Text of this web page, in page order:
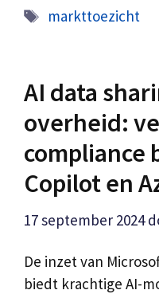
Tags
markttoezicht
AI data
overheid:
compliance
Copilot en
17 september 2024
De inzet van
biedt krachtige AI-